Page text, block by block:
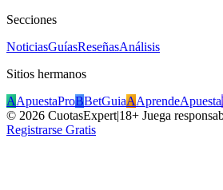
Secciones
NoticiasGuíasReseñasAnálisis
Sitios hermanos
AApuestaProBBetGuiaAAprendeApuesta
© 2026 CuotasExpert|18+ Juega
Registrarse Gratis